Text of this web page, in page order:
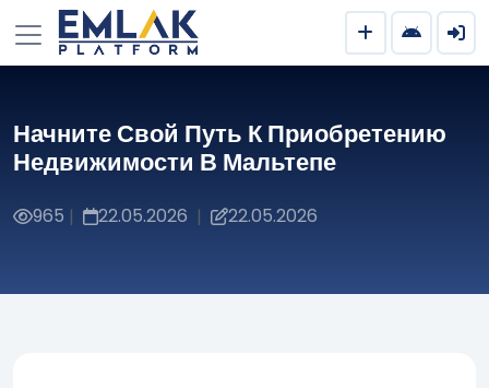
Начните Свой Путь К Приобретению
Недвижимости В Мальтепе
965 | 22.05.2026 | 22.05.2026